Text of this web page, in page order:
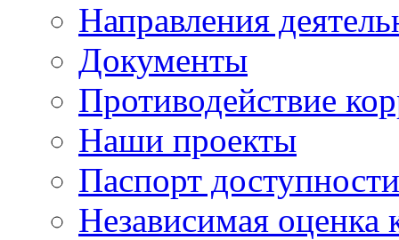
Направления
Документы
Противодействие
Наши проекты
Паспорт доступности
Независимая оценка